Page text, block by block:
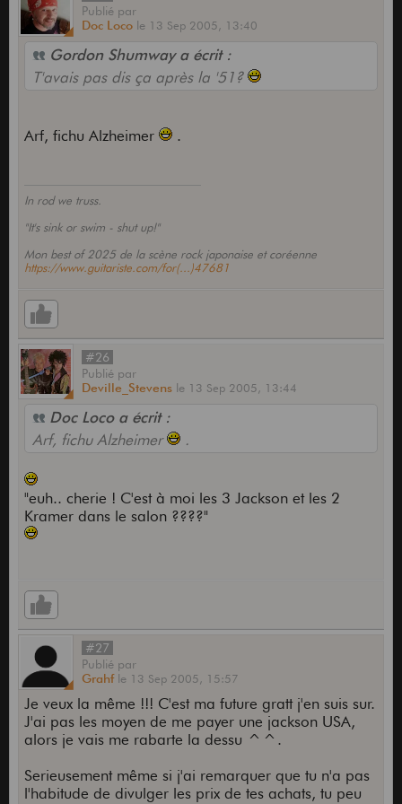
Publié par
Doc Loco le 13 Sep 2005, 13:40
Gordon Shumway a écrit :
T'avais pas dis ça après la '51?
Arf, fichu Alzheimer .
In rod we truss.
"It's sink or swim - shut up!"
Mon best of 2025 de la scène rock japonaise et coréenne
https://www.guitariste.com/for(...)47681
#26
Publié par
Deville_Stevens le 13 Sep 2005, 13:44
Doc Loco a écrit :
Arf, fichu Alzheimer
.
"euh.. cherie ! C'est à moi les 3 Jackson et les 2
Kramer dans le salon ????"
#27
Publié par
Grahf le 13 Sep 2005, 15:57
Je veux la même !!! C'est ma future gratt j'en suis sur.
J'ai pas les moyen de me payer une jackson USA,
alors je vais me rabarte la dessu ^^.
Serieusement même si j'ai remarquer que tu n'a pas
l'habitude de divulger les prix de tes achats, tu peu